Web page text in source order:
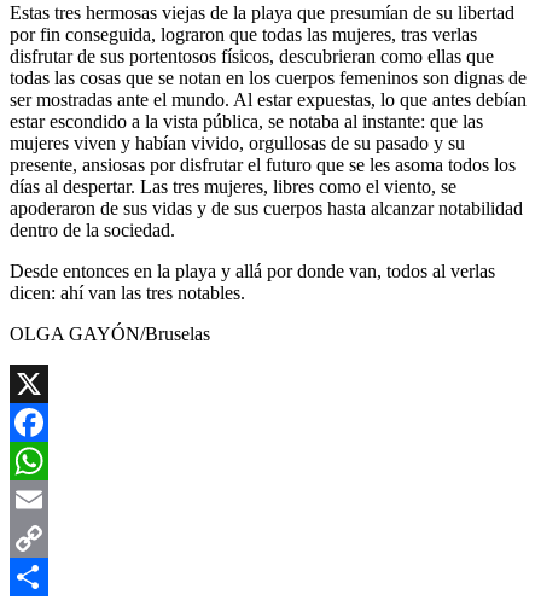
Estas tres hermosas viejas de la playa que presumían de su libertad
por fin conseguida, lograron que todas las mujeres, tras verlas
disfrutar de sus portentosos físicos, descubrieran como ellas que
todas las cosas que se notan en los cuerpos femeninos son dignas de
ser mostradas ante el mundo. Al estar expuestas, lo que antes debían
estar escondido a la vista pública, se notaba al instante: que las
mujeres viven y habían vivido, orgullosas de su pasado y su
presente, ansiosas por disfrutar el futuro que se les asoma todos los
días al despertar. Las tres mujeres, libres como el viento, se
apoderaron de sus vidas y de sus cuerpos hasta alcanzar notabilidad
dentro de la sociedad.
Desde entonces en la playa y allá por donde van, todos al verlas
dicen: ahí van las tres notables.
OLGA GAYÓN/Bruselas
X
Facebook
WhatsApp
Email
Copy